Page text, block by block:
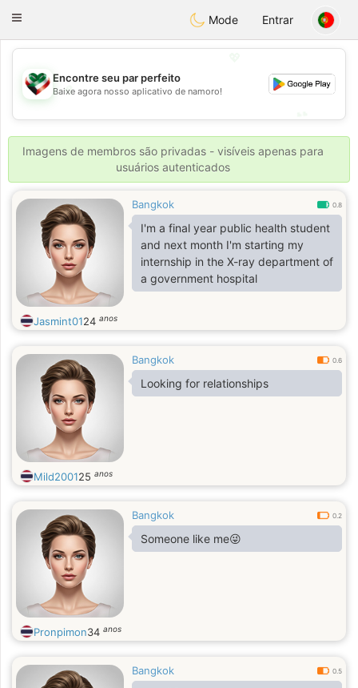
KuwaitChat
Toggle
Mode Entrar
💖
💕
Encontre seu par perfeito
Baixe agora nosso aplicativo de namoro!
Imagens de membros são privadas - visíveis apenas para
usuários autenticados
Bangkok 0.8
I'm a final year public health student
and next month I'm starting my
internship in the X-ray department of
a government hospital
Jasmint0124 anos
Bangkok 0.6
Looking for relationships
Mild200125 anos
Bangkok 0.2
Someone like me😜
Pronpimon34 anos
Bangkok 0.5